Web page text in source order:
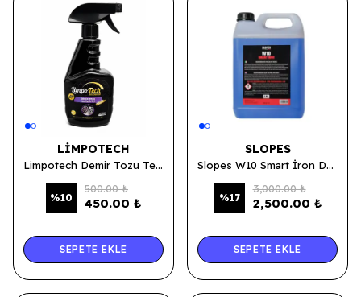
LIMPOTECH
Limpotech Demir Tozu Temizleyici Sprey 400 ML.
%10
500.00 ₺
450.00 ₺
SEPETE EKLE
SLOPES
Slopes W10 Smart İron Demir Tozu Temizleyici 5 LT.
%17
3,000.00 ₺
2,500.00 ₺
SEPETE EKLE